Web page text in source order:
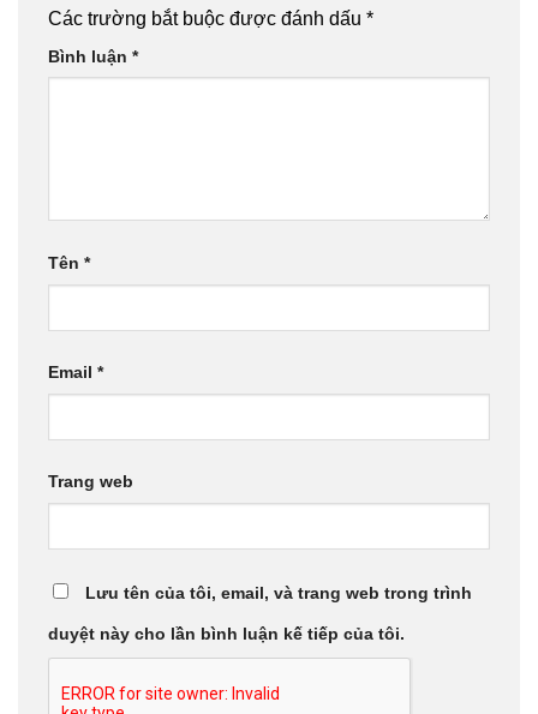
Các trường bắt buộc được đánh dấu *
Bình luận *
Tên *
Email *
Trang web
Lưu tên của tôi, email, và trang web trong trình
duyệt này cho lần bình luận kế tiếp của tôi.